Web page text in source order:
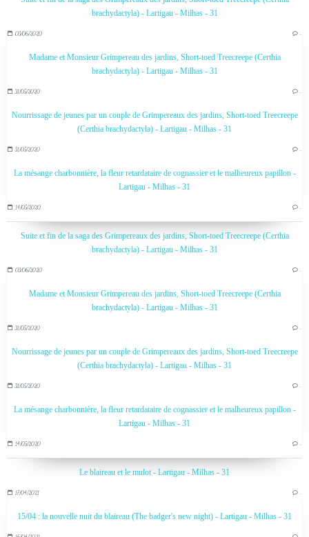
brachydactyla) - Lartigau - Milhas - 31
03/06/2020 …
Madame et Monsieur Grimpereau des jardins, Short-toed Treecreepe (Certhia
brachydactyla) - Lartigau - Milhas - 31
31/05/2020 …
Nourrissage de jeunes par un couple de Grimpereaux des jardins, Short-toed Treecreepe
(Certhia brachydactyla) - Lartigau - Milhas - 31
31/05/2020 …
La mésange charbonnière, la fleur retardataire de cognassier et le malheureux papillon -
Lartigau - Milhas - 31
14/05/2020 …
Suite et fin de la saga des Grimpereaux des jardins, Short-toed Treecreepe (Certhia
brachydactyla) - Lartigau - Milhas - 31
03/06/2020 …
Madame et Monsieur Grimpereau des jardins, Short-toed Treecreepe (Certhia
brachydactyla) - Lartigau - Milhas - 31
31/05/2020 …
Nourrissage de jeunes par un couple de Grimpereaux des jardins, Short-toed Treecreepe
(Certhia brachydactyla) - Lartigau - Milhas - 31
31/05/2020 …
La mésange charbonnière, la fleur retardataire de cognassier et le malheureux papillon -
Lartigau - Milhas - 31
14/05/2020 …
Le blaireau et le mulot - Lartigau - Milhas - 31
17/04/2021 …
15/04 : la nouvelle nuit du blaireau (The badger's new night) - Lartigau - Milhas - 31